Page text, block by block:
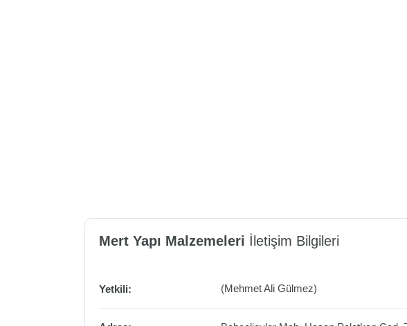
Mert Yapı Malzemeleri İletişim Bilgileri
Yetkili: (Mehmet Ali Gülmez)